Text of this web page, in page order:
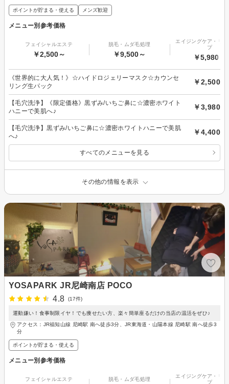
ポイントが貯まる・使える メンズ歓迎
メニュー別参考価格
フェイシャルエステ
￥2,500～
脱毛・ムダ毛処理
￥9,500～
エイジングケア・リ
プ
￥5,980～
《世界的に大人気！》☆ハイドロジェリーマスク☆カウンセ
リング生パック
￥2,500
【毛穴洗浄】《限定価格》黒ずみ/いちご鼻に☆濃密ホワイト
ハニーで美肌へ♪
￥3,980
【毛穴洗浄】黒ずみ/いちご鼻に☆濃密ホワイトハニーで美肌
へ♪
￥4,400
すべてのメニューを見る
その他の情報を表示
YOSAPARK JR尼崎南店 POCO
4.8
(17件)
運動嫌い！食事制限イヤ！でも痩せたい方、楽々簡単座るだけの当店の温活をぜひ♪
アクセス：JR福知山線 尼崎駅 南へ徒歩3分、JR東海道・山陽本線 尼崎駅 南へ徒歩3
分
ポイントが貯まる・使える
メニュー別参考価格
フェイシャルエステ 脱毛・ムダ毛処理
エイジングケア・リ
プ